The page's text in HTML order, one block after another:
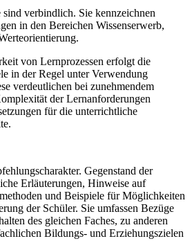
verbindlich. Sie kennzeichnen
in den Bereichen Wissenserwerb,
von Lernprozessen erfolgt die
in der Regel unter Verwendung
verdeutlichen bei zunehmendem
der Lernanforderungen
für die unterrichtliche
Gegenstand der
Erläuterungen, Hinweise auf
und Beispiele für Möglichkeiten
der Schüler. Sie umfassen Bezüge
des gleichen Faches, zu anderen
Bildungs- und Erziehungszielen